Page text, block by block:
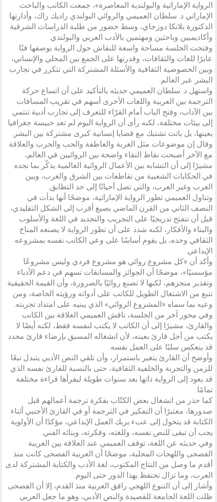
الرواية الإماراتية والبولندية المعاصرة»، جمعت الكاتب والباحث
الإماراتي د. سلطان العميمي والروائي البولندي راديك راك، وأدارتها
الدكتورة بلانكا دوزجاي، وسط حضور من طلبة الدراسات الشرقية
وأكاديميين وباحثين ومهتمين بالأدب العربي والبولندي.
وفتحت الجلسة مساحة واسعة للنقاش حول الرواية بوصفها فنًا
عابرًا للغات والثقافات، وقدرتها على الجمع بين المحلي والإنساني،
وبين الخصوصية الثقافية والأسئلة المشتركة التي تتكرر في تجارب
البشر عبر العالم.
واستهل د. سلطان العميمي حديثه بالتأكيد على أن اتساع حركة
الترجمة بين العربية واللغات الأخرى أسهم في تقريب المسافات
بين الآداب، وفتح الباب أمام القرّاء للتعرف إلى تجارب أدبية تنتمي
إلى بيئات مختلفة، لكنه رأى أن الرواية اليوم لم تعد حبيسة جغرافيا
بعينها، بل باتت تشتبك مع قضايا إنسانية كبرى مشتركة بين البشر.
وقال إن موضوعات مثل الغربة والعاطفة والحب والحرب والعلاقة
مع الآخر أصبحت نقاط التقاء واضحة بين الروائيين في العالم،
مشيرًا إلى أن التشابه بين الأعمال الروائية العالمية يذكّر بما نجده
في الحكايات الشعبية من تقاطعات بين الشرق والغرب، وبين
العرب وغير العرب، والتي تصل أحيانًا إلى حد التطابق.
وتناول العميمي تطور الرواية الإماراتية، موضحًا أنها بدأت في
النصف الثاني من القرن الماضي بصيغ أقرب إلى الشكل التقليدي،
قبل أن تنفتح تدريجيًا على التجريب والتجديد في اللغة والأسلوب
والبناء والأفكار، لكنه شدد على أن تطور الرواية لا يصنعه المناخ
الثقافي وحده، بل يقوم أساسًا على وعي الكاتب نفسه بمشروعه
الإبداعي.
وأكد أن «كل مشروع روائي هو مشروع فردي وليس مشروعًا
مؤسسيًا»، موضحًا أن الجوائز والمسابقات تسهم في دعم الأدباء
وتقدير منجزهم، لكنها لا تصنع روائيًا بالضرورة، وأن القيمة الحقيقية
تنبع من الاشتغال الطويل للكاتب على أدواته ورؤيته الخاصة، ومن
وعيه بما سماه «المشروع الروائي» الذي يبنيه على امتداد تجربته.
وفي محور آخر من الجلسة، ناقش العميمي العلاقة بين الكاتب
والقارئ، مشيرًا إلى أن الكاتب لا يكتب لنفسه فقط، لكنه أيضًا لا
يكتب من أجل قارئ بعينه، لأن انشغاله المسبق بإرضاء قارئ محدد
قد ينعكس سلبًا على العمل نفسه.
وأوضح أن القارئ يتغير باستمرار، وأن تلقي النص الأدبي يتبدل تبعًا
للزمن والتجربة والخلفية الثقافية، حتى بالنسبة للقارئ نفسه الذي
قد يعود إلى الرواية ذاتها بعد سنوات طويلة ليقرأها قراءة مختلفة
تمامًا.
كما حذر من انشغال بعض الكتّاب بفكرة ترجمة أعمالهم قبل
صدورها، معتبرًا أن التفكير في الترجمة أو في القارئ الأجنبي أثناء
الكتابة قد يتحول إلى عبء يربك العمل الإبداعي، مؤكدًا أن الأولوية
يجب أن تبقى للنص نفسه، وللغته، وفكرته، وبنائه الفني.
وفي حديثه عن اللغة، توقف العميمي عند العلاقة بين العربية
الفصحى واللهجات المحلية، موضحًا أن العربية الفصحى كانت منذ
أقدم ما وصل من النتاج المكتوب، لغة الأدب والكتابة المشتركة لدى
العرب، وما تزال تحتفظ بهذا الدور حتى اليوم.
وأشار إلى أن التنوع اللهجي رافق العربية منذ القدم، إلا أن الفصحى
ظلت اللغة الجامعة للقصيدة والنص الأدبي، وهو ما جعل العربي